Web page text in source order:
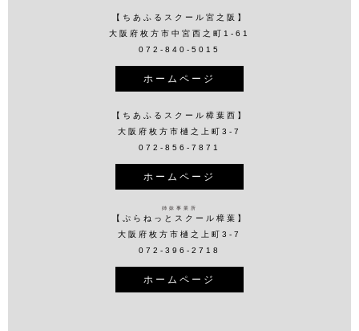
【ちあふるスクール宮之阪】
大阪府枚方市中宮西之町1-61
072-840-5015
ホームページ
【ちあふるスクール樟葉西】
大阪府枚方市樋之上町3-7
072-856-7871
ホームページ
姉妹事業所
【ぷらねっとスクール樟葉】
大阪府枚方市樋之上町3-7
072-396-2718
ホームページ